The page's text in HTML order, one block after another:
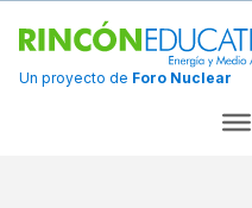
Un proyecto de Foro Nuclear